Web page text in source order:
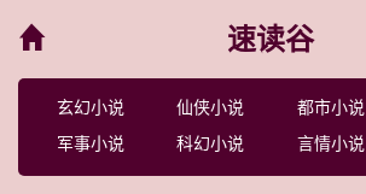
速读谷
玄幻小说 仙侠小说 都市小说
军事小说
科幻小说 言情小说